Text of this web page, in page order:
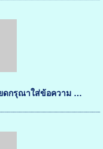
ดกรุณาใส่ข้อความ …